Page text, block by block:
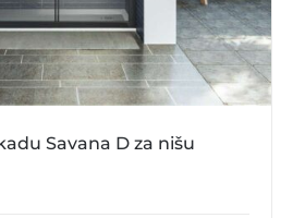
Savana D za nišu